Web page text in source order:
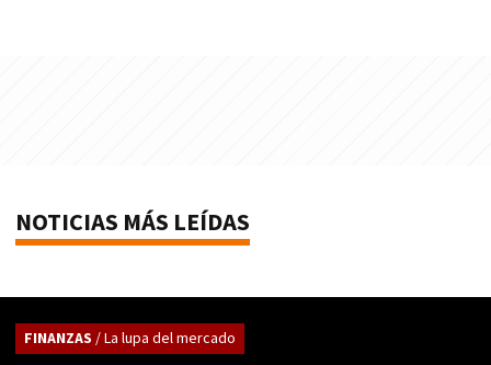
NOTICIAS MÁS LEÍDAS
FINANZAS / La lupa del mercado